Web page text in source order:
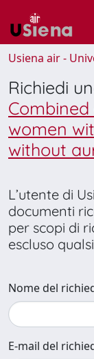
Usiena air -
Richiedi
women
without
L’utente di
documenti
per scopi di
escluso
Nome del
E-mail del